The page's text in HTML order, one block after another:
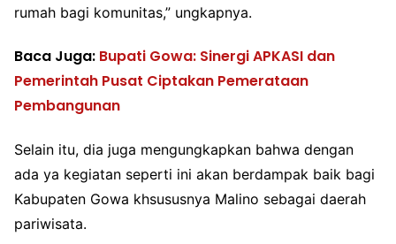
rumah bagi komunitas,” ungkapnya.
Baca Juga: Bupati Gowa: Sinergi APKASI dan
Pemerintah Pusat Ciptakan Pemerataan
Pembangunan
Selain itu, dia juga mengungkapkan bahwa dengan
ada ya kegiatan seperti ini akan berdampak baik bagi
Kabupaten Gowa khsususnya Malino sebagai daerah
pariwisata.